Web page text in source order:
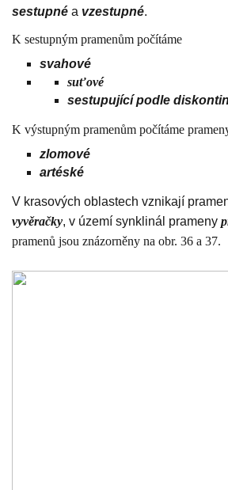
sestupné a vzestupné.
K sestupným pramenům počítáme
svahové
suťové
sestupující podle
K výstupným pramenům počítáme
zlomové
artéské
V krasových oblastech vznikají
vyvěračky, v území synklinál prameny
pramenů jsou znázorněny na obr. 36 a 37.